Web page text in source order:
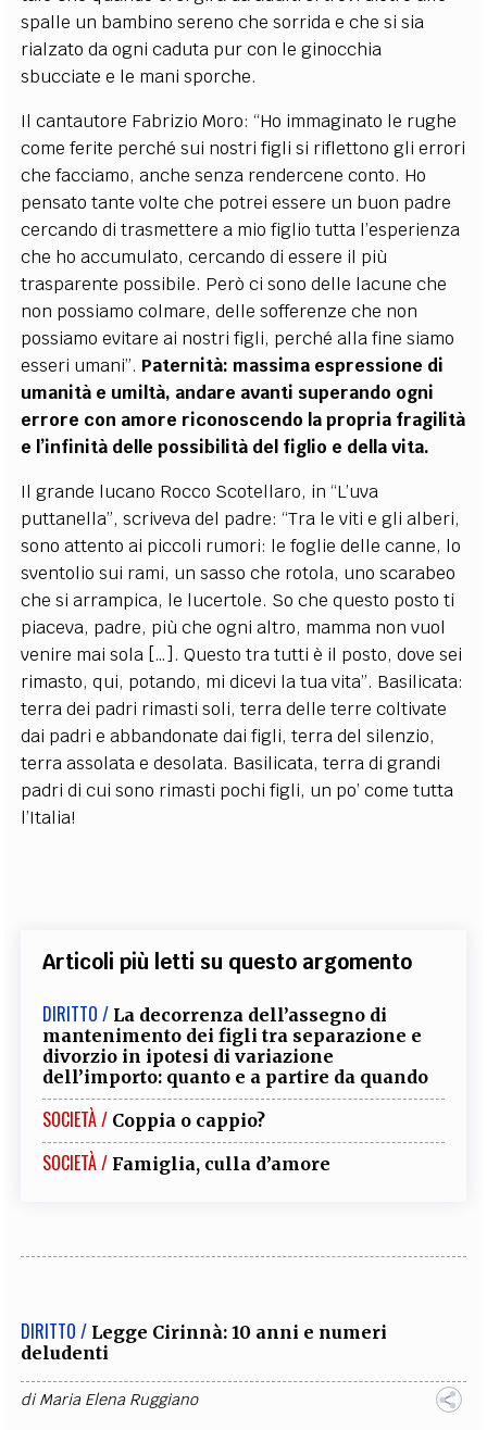
spalle un bambino sereno che sorrida e che si sia
rialzato da ogni caduta pur con le ginocchia
sbucciate e le mani sporche.
Il cantautore Fabrizio Moro: “Ho immaginato le rughe
come ferite perché sui nostri figli si riflettono gli errori
che facciamo, anche senza rendercene conto. Ho
pensato tante volte che potrei essere un buon padre
cercando di trasmettere a mio figlio tutta l’esperienza
che ho accumulato, cercando di essere il più
trasparente possibile. Però ci sono delle lacune che
non possiamo colmare, delle sofferenze che non
possiamo evitare ai nostri figli, perché alla fine siamo
esseri umani”. Paternità: massima espressione di
umanità e umiltà, andare avanti superando ogni
errore con amore riconoscendo la propria fragilità
e l’infinità delle possibilità del figlio e della vita.
Il grande lucano Rocco Scotellaro, in “L’uva
puttanella”, scriveva del padre: “Tra le viti e gli alberi,
sono attento ai piccoli rumori: le foglie delle canne, lo
sventolio sui rami, un sasso che rotola, uno scarabeo
che si arrampica, le lucertole. So che questo posto ti
piaceva, padre, più che ogni altro, mamma non vuol
venire mai sola […]. Questo tra tutti è il posto, dove sei
rimasto, qui, potando, mi dicevi la tua vita”. Basilicata:
terra dei padri rimasti soli, terra delle terre coltivate
dai padri e abbandonate dai figli, terra del silenzio,
terra assolata e desolata. Basilicata, terra di grandi
padri di cui sono rimasti pochi figli, un po’ come tutta
l’Italia!
Articoli più letti su questo argomento
DIRITTO / La decorrenza dell’assegno di
mantenimento dei figli tra separazione e
divorzio in ipotesi di variazione
dell’importo: quanto e a partire da quando
SOCIETÀ / Coppia o cappio?
SOCIETÀ / Famiglia, culla d’amore
DIRITTO / Legge Cirinnà: 10 anni e numeri
deludenti
diMaria Elena Ruggiano